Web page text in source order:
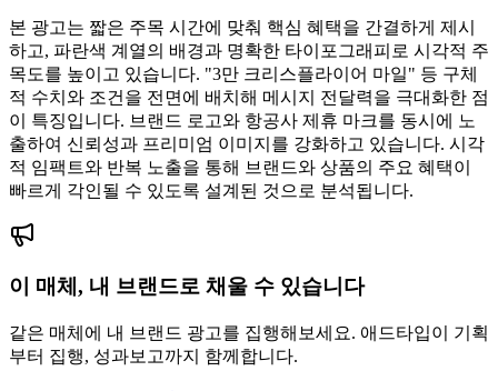
본 광고는 짧은 주목 시간에 맞춰 핵심 혜택을 간결하게 제시
하고, 파란색 계열의 배경과 명확한 타이포그래피로 시각적 주
목도를 높이고 있습니다. "3만 크리스플라이어 마일" 등 구체
적 수치와 조건을 전면에 배치해 메시지 전달력을 극대화한 점
이 특징입니다. 브랜드 로고와 항공사 제휴 마크를 동시에 노
출하여 신뢰성과 프리미엄 이미지를 강화하고 있습니다. 시각
적 임팩트와 반복 노출을 통해 브랜드와 상품의 주요 혜택이
빠르게 각인될 수 있도록 설계된 것으로 분석됩니다.
이 매체, 내 브랜드로 채울 수 있습니다
같은 매체에 내 브랜드 광고를 집행해보세요. 애드타입이 기획
부터 집행, 성과보고까지 함께합니다.